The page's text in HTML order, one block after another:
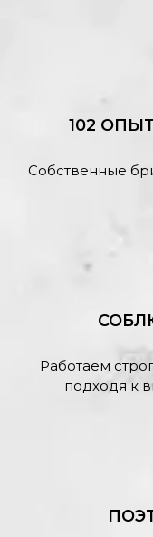
102
Собственные
Работаем
подходя к